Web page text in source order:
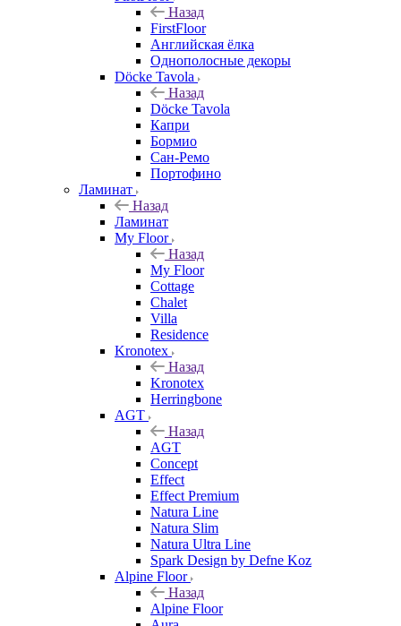
Назад
FirstFloor
Английская ёлка
Однополосные декоры
Döcke Tavola
Назад
Döcke Tavola
Капри
Бормио
Сан-Ремо
Портофино
Ламинат
Назад
Ламинат
My Floor
Назад
My Floor
Cottage
Chalet
Villa
Residence
Kronotex
Назад
Kronotex
Herringbone
AGT
Назад
AGT
Concept
Effect
Effect Premium
Natura Line
Natura Slim
Natura Ultra Line
Spark Design by Defne Koz
Alpine Floor
Назад
Alpine Floor